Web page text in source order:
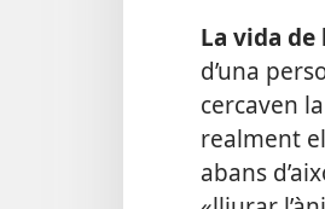
La vida de
d’una
cercaven
realment
abans